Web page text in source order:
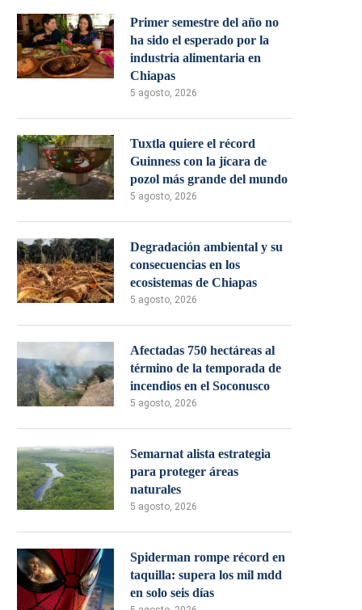
Primer semestre del año no
ha sido el esperado por la
industria alimentaria en
Chiapas
5 agosto, 2026
Tuxtla quiere el récord
Guinness con la jícara de
pozol más grande del mundo
5 agosto, 2026
Degradación ambiental y su
consecuencias en los
ecosistemas de Chiapas
5 agosto, 2026
Afectadas 750 hectáreas al
término de la temporada de
incendios en el Soconusco
5 agosto, 2026
Semarnat alista estrategia
para proteger áreas
naturales
5 agosto, 2026
Spiderman rompe récord en
taquilla: supera los mil mdd
en solo seis días